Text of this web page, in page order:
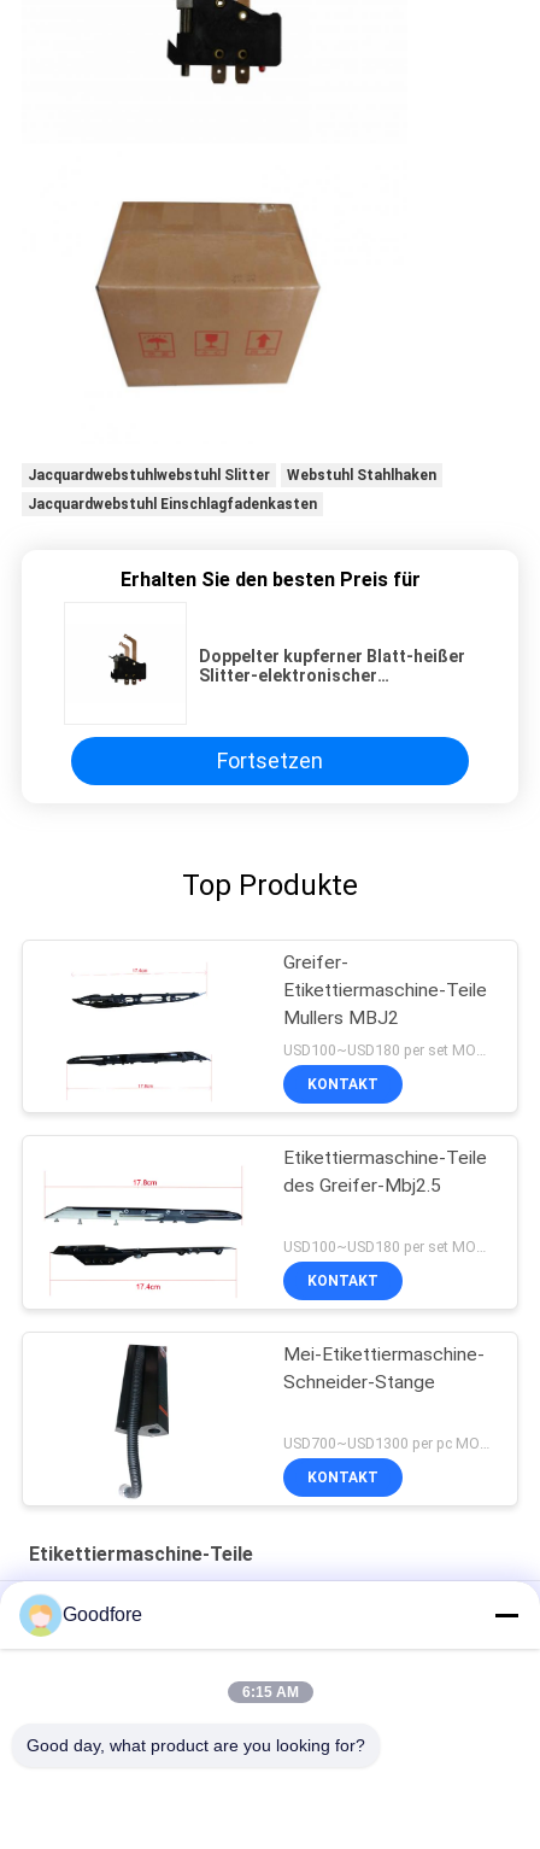
Jacquardwebstuhlwebstuhl Slitter
Webstuhl Stahlhaken
Jacquardwebstuhl Einschlagfadenkasten
Erhalten Sie den besten Preis für
Doppelter kupferner Blatt-heißer
Slitter-elektronischer
Fortsetzen
Top Produkte
Greifer-
Etikettiermaschine-Teile
Mullers MBJ2
USD100~USD180 per set MOQ:1 Satz
KONTAKT
Etikettiermaschine-Teile
des Greifer-Mbj2.5
USD100~USD180 per set MOQ:1 Satz
KONTAKT
Mei-Etikettiermaschine-
Schneider-Stange
KONTAKT
Etikettiermaschine-Teile
elektronischer Prüfer für Slitter systerm
Uni Scheibe PWB-Stromkreis-Jacquardwebstuhl-Brett-
Goodfore
6:15 AM
Good day, what product are you looking for?